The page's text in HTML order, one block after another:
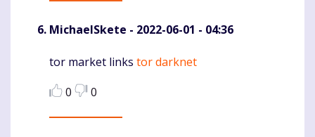
MichaelSkete - 2022-06-01 - 04:36
Komentaras
tor market links tor darknet
0
0